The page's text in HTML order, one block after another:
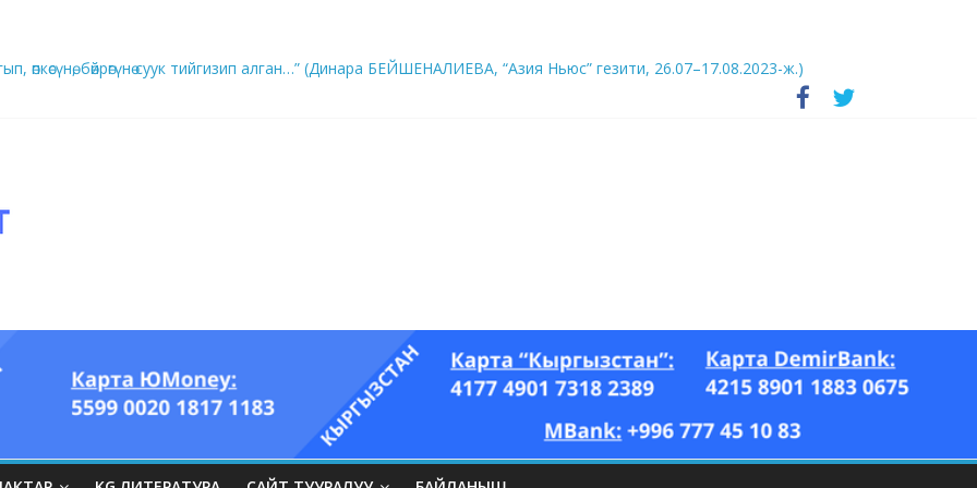
он үч акындын котормосунда
өпкөсүнө, бөйрөгүнө суук тийгизип алган…” (Динара БЕЙШЕНАЛИЕВА, “Азия Ньюс” гезити, 26.07–17.08.2023-ж.)